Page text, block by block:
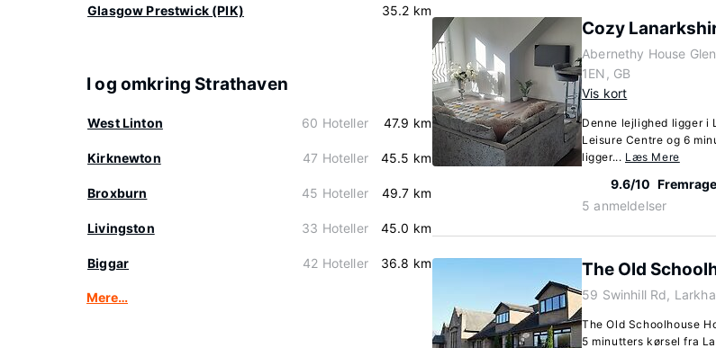
Glasgow Prestwick (PIK) 35.2 km
I og omkring Strathaven
West Linton 60 Hoteller 47.9 km
Kirknewton 47 Hoteller 45.5 km
Broxburn 45 Hoteller 49.7 km
Livingston 33 Hoteller 45.0 km
Biggar 42 Hoteller 36.8 km
Mere…
Cozy
Abernethy House
1EN, GB
Vis kort
Denne lejlighed ligger i
Leisure Centre og 6
ligger... Læs Mere
9.6/10
5 anmeldelser
The Old
59 Swinhill Rd,
The Old Schoolhouse
5 minutters kørsel fra